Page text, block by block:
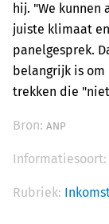
hij. "We kunnen
juiste klimaat
panelgesprek.
belangrijk is
trekken die
Bron: ANP
Informatiesoort:
Rubriek: